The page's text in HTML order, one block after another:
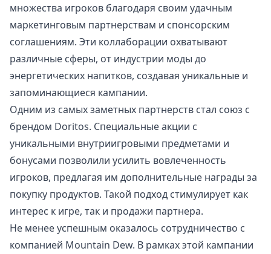
множества игроков благодаря своим удачным
маркетинговым партнерствам и спонсорским
соглашениям. Эти коллаборации охватывают
различные сферы, от индустрии моды до
энергетических напитков, создавая уникальные и
запоминающиеся кампании.
Одним из самых заметных партнерств стал союз с
брендом Doritos. Специальные акции с
уникальными внутриигровыми предметами и
бонусами позволили усилить вовлеченность
игроков, предлагая им дополнительные награды за
покупку продуктов. Такой подход стимулирует как
интерес к игре, так и продажи партнера.
Не менее успешным оказалось сотрудничество с
компанией Mountain Dew. В рамках этой кампании